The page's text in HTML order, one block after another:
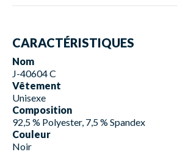
CARACTÉRISTIQUES
Nom
J-40604 C
Vêtement
Unisexe
Composition
92,5 % Polyester, 7,5 % Spandex
Couleur
Noir